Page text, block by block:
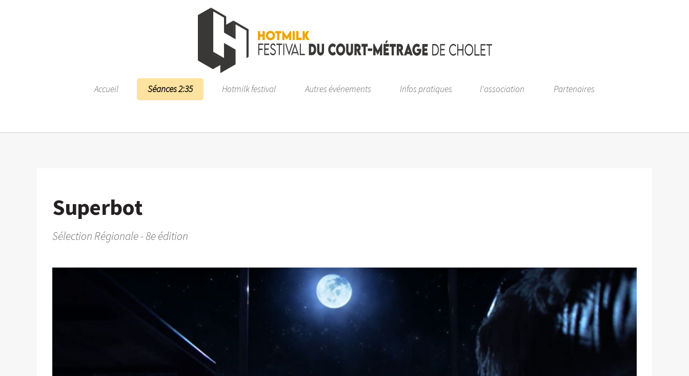
Accueil Séances 2:35 Hotmilk festival Autres événements Infos pratiques l'association Partenaires
Superbot
Sélection Régionale - 8e édition